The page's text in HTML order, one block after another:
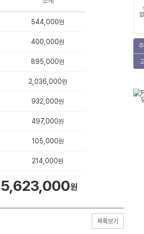
544,000원
400,000원
895,000원
2,036,000원
932,000원
497,000원
105,000원
214,000원
5,623,000원
목록보기